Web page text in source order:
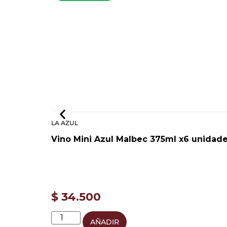
LA AZUL
Vino Mini Azul Malbec 375ml x6
$34.500
AÑADIR